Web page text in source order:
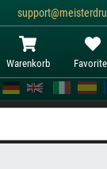
Warenkorb